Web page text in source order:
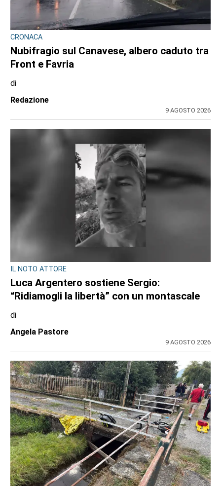
CRONACA
Nubifragio sul Canavese, albero caduto tra
Front e Favria
di
Redazione
9 AGOSTO 2026
IL NOTO ATTORE
Luca Argentero sostiene Sergio:
“Ridiamogli la libertà” con un montascale
di
Angela Pastore
9 AGOSTO 2026